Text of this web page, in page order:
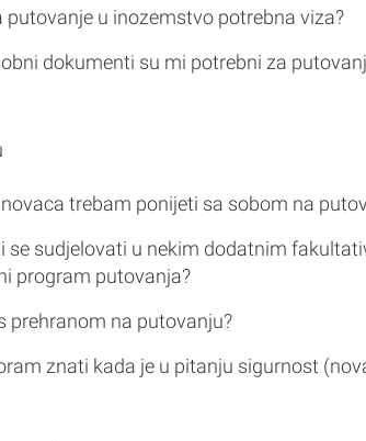
putovanje u inozemstvo potrebna viza?
dokumenti su mi potrebni za
trebam ponijeti sa sobom na
se sudjelovati u nekim dodatnim
program putovanja?
prehranom na putovanju?
znati kada je u pitanju sigurnost